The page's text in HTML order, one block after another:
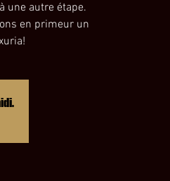
une autre étape.
en primeur un